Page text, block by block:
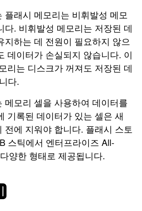
플래시 메모리는 비휘발성 메모
다. 비휘발성 메모리는 저장된 데
지하는 데 전원이 필요하지 않으
데이터가 손실되지 않습니다. 이
리는 디스크가 꺼져도 저장된 데
다.
메모리 셀을 사용하여 데이터를
기록된 데이터가 있는 셀은 새
전에 지워야 합니다. 플래시 스토
스틱에서 엔터프라이즈 All-
양한 형태로 제공됩니다.